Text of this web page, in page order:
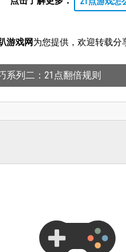
游戏网为您提供，欢迎转载分
系列二：21点翻倍规则